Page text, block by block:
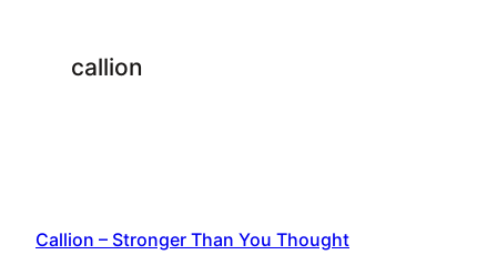
callion
Callion – Stronger Than You Thought